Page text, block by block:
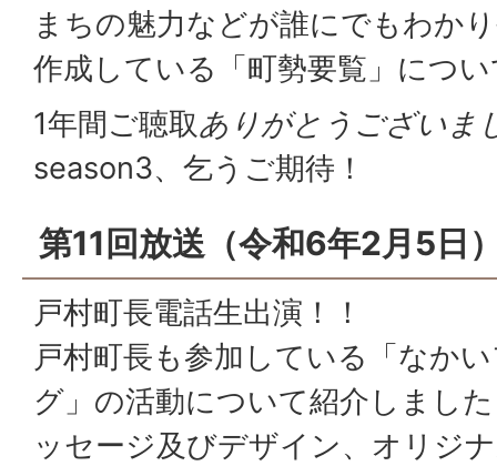
まちの魅力などが誰にでもわか
作成している「町勢要覧」につ
1年間ご聴取ありがとうございま
season3、乞うご期待！
第11回放送（令和6年2月5日
戸村町長電話生出演！！
戸村町長も参加している「なか
グ」の活動について紹介しまし
ッセージ及びデザイン、オリジ